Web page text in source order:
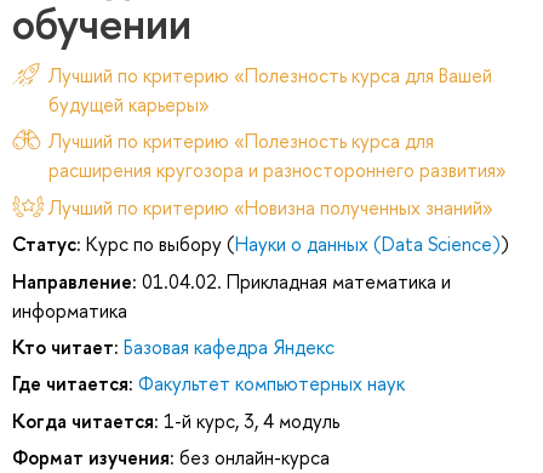
обучении
Лучший по критерию «Полезность курса для Вашей
будущей карьеры»
Лучший по критерию «Полезность курса для
расширения кругозора и разностороннего развития»
Лучший по критерию «Новизна полученных знаний»
Статус: Курс по выбору (Науки о данных (Data Science))
Направление: 01.04.02. Прикладная математика и
информатика
Кто читает: Базовая кафедра Яндекс
Где читается: Факультет компьютерных наук
Когда читается: 1-й курс, 3, 4 модуль
Формат изучения: без онлайн-курса